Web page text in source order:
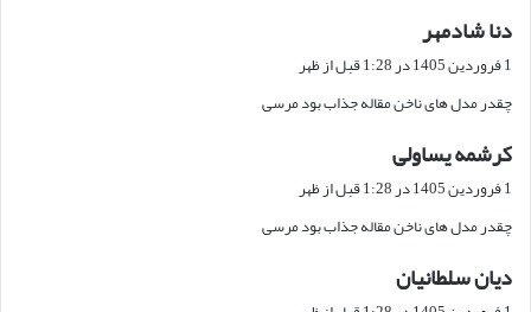
دنا شادمهر
ف
:
1 فروردین 1405 در 1:28 قبل از ظهر
چقدر مدل های ناخن مقاله جذاب بود مرسی
کرشمه یساولی
ف
:
1 فروردین 1405 در 1:28 قبل از ظهر
چقدر مدل های ناخن مقاله جذاب بود مرسی
دیان سلطانیان
ف